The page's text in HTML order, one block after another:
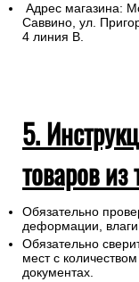
Адрес магазина:
Саввино, ул.
4 линия В.
5.
товаров
Обязательно
деформации,
Обязательно
мест с
документах.